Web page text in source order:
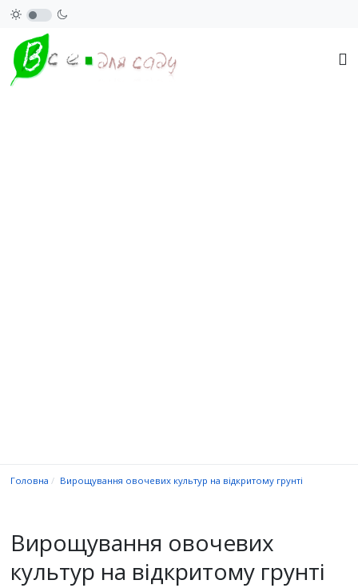
Головна Вирощування овочевих культур на відкритому грунті
Вирощування овочевих
культур на відкритому грунті